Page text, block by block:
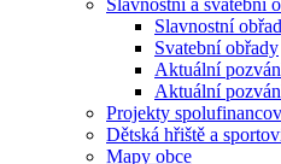
Slavnostní a svatební
Slavnostní
Svatební obřady
Aktuální
Aktuální
Projekty
Dětská hřiště a
Mapy obce